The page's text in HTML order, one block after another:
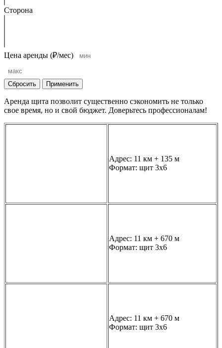
Сторона
Цена аренды (₽/мес)
Сбросить Применить
Аренда щита позволит существенно сэкономить не только
свое время, но и свой бюджет. Доверьтесь профессионалам!
Адрес: 11 км + 135 м
Формат: щит 3х6
Адрес: 11 км + 670 м
Формат: щит 3х6
Адрес: 11 км + 670 м
Формат: щит 3х6